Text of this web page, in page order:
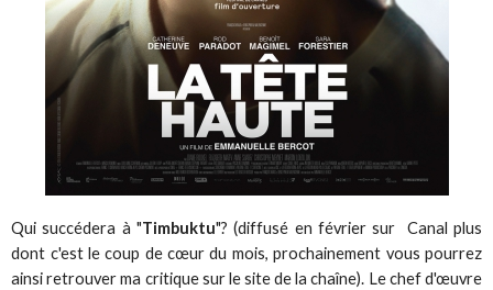
Qui succédera à "Timbuktu"? (diffusé en février sur Canal plus
dont c'est le coup de cœur du mois, prochainement vous pourrez
ainsi retrouver ma critique sur le site de la chaîne). Le chef d'œuvre